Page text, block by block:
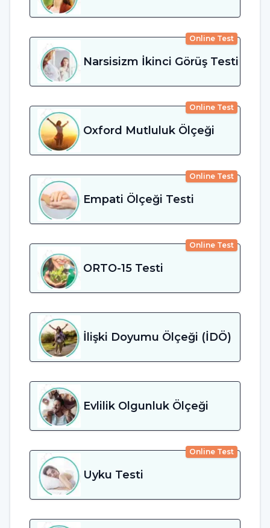
Online Test
Narsisizm İkinci Görüş Testi
Online Test
Oxford Mutluluk Ölçeği
Online Test
Empati Ölçeği Testi
Online Test
ORTO-15 Testi
İlişki Doyumu Ölçeği (İDÖ)
Evlilik Olgunluk Ölçeği
Online Test
Uyku Testi